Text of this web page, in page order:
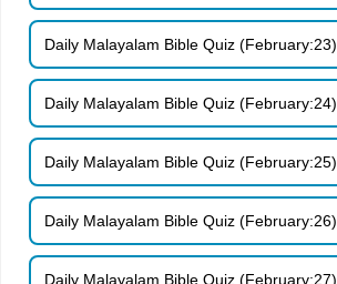
Daily Malayalam Bible Quiz (February:23)
Daily Malayalam Bible Quiz (February:24)
Daily Malayalam Bible Quiz (February:25)
Daily Malayalam Bible Quiz (February:26)
Daily Malayalam Bible Quiz (February:27)